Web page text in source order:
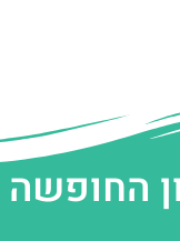
החופשה